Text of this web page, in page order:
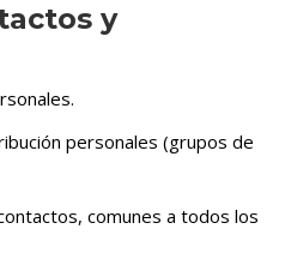
y
personales (grupos de
comunes a todos los